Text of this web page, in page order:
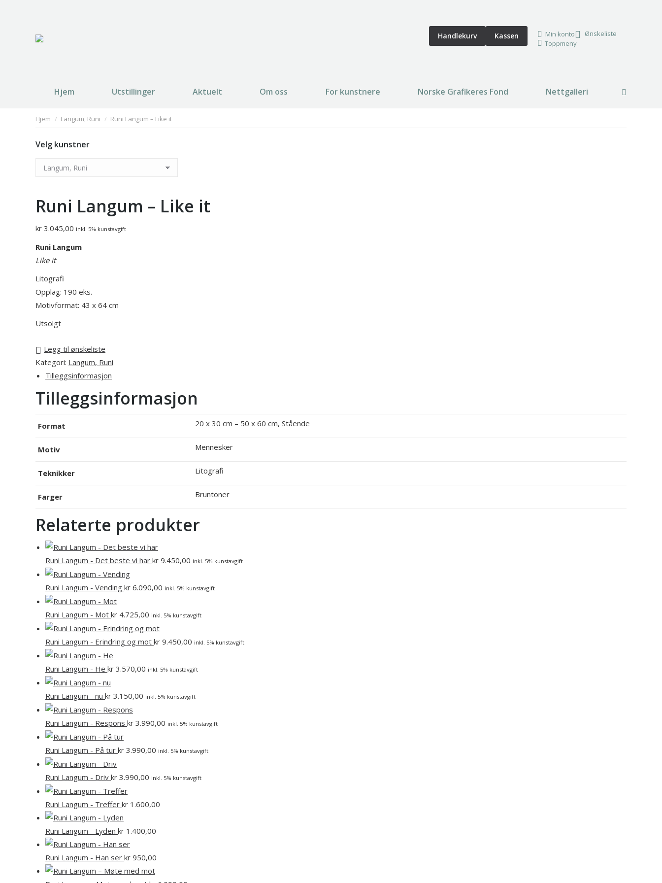
Handlekurv Kassen Min konto
Ønskeliste
Toppmeny
Hjem Utstillinger Aktuelt Om oss For kunstnere Norske Grafikeres Fond Nettgalleri Search:
You are here:
Hjem Langum, Runi Runi Langum – Like it
Velg kunstner
Runi Langum – Like it
kr 3.045,00 inkl. 5% kunstavgift
Runi Langum
Like it
Litografi
Opplag: 190 eks.
Motivformat: 43 x 64 cm
Utsolgt
Legg til ønskeliste
Kategori: Langum, Runi
Tilleggsinformasjon
Tilleggsinformasjon
Format 20 x 30 cm – 50 x 60 cm, Stående
Motiv Mennesker
Teknikker Litografi
Farger Bruntoner
Relaterte produkter
Runi Langum - Det beste vi har kr 9.450,00 inkl. 5% kunstavgift
Runi Langum - Vending kr 6.090,00 inkl. 5% kunstavgift
Runi Langum - Mot kr 4.725,00 inkl. 5% kunstavgift
Runi Langum - Erindring og mot kr 9.450,00 inkl. 5% kunstavgift
Runi Langum - He kr 3.570,00 inkl. 5% kunstavgift
Runi Langum - nu kr 3.150,00 inkl. 5% kunstavgift
Runi Langum - Respons kr 3.990,00 inkl. 5% kunstavgift
Runi Langum - På tur kr 3.990,00 inkl. 5% kunstavgift
Runi Langum - Driv kr 3.990,00 inkl. 5% kunstavgift
Runi Langum - Treffer kr 1.600,00
Runi Langum - Lyden kr 1.400,00
Runi Langum - Han ser kr 950,00